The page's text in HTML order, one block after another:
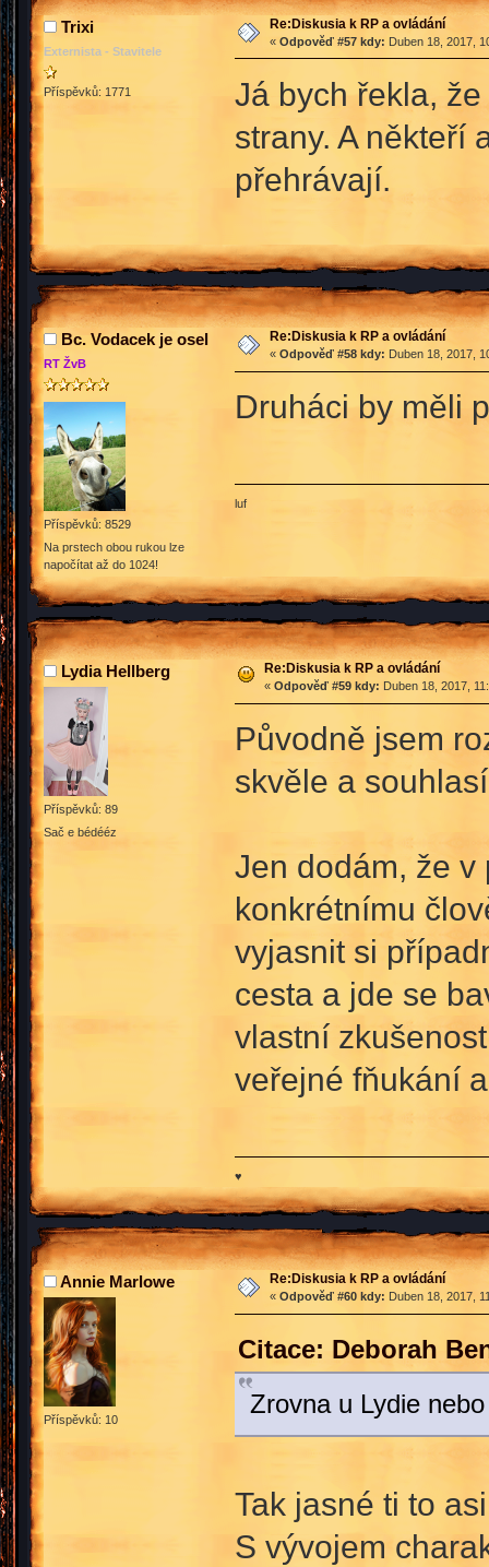
Trixi
Externista - Stavitele
Příspěvků: 1771
Re:Diskusia k RP a ovládání
« Odpověď #57 kdy: Duben 18, 2017,
Já bych řekla,
strany. A někteří
přehrávají.
Bc. Vodacek je osel
RT ŽvB
Příspěvků: 8529
Na prstech obou rukou lze
napočítat až do 1024!
Re:Diskusia k RP a ovládání
« Odpověď #58 kdy: Duben 18, 2017,
Druháci by měli
luf
Lydia Hellberg
Příspěvků: 89
Sač e bédééz
Re:Diskusia k RP a ovládání
« Odpověď #59 kdy: Duben 18, 2017,
Původně jsem
skvěle a
Jen dodám, že
konkrétnímu
vyjasnit si
cesta a jde se
vlastní
veřejné fňukání
♥
Annie Marlowe
Příspěvků: 10
Re:Diskusia k RP a ovládání
« Odpověď #60 kdy: Duben 18, 2017,
Citace: Deborah
Zrovna u Lydie
Tak jasné ti to
S vývojem